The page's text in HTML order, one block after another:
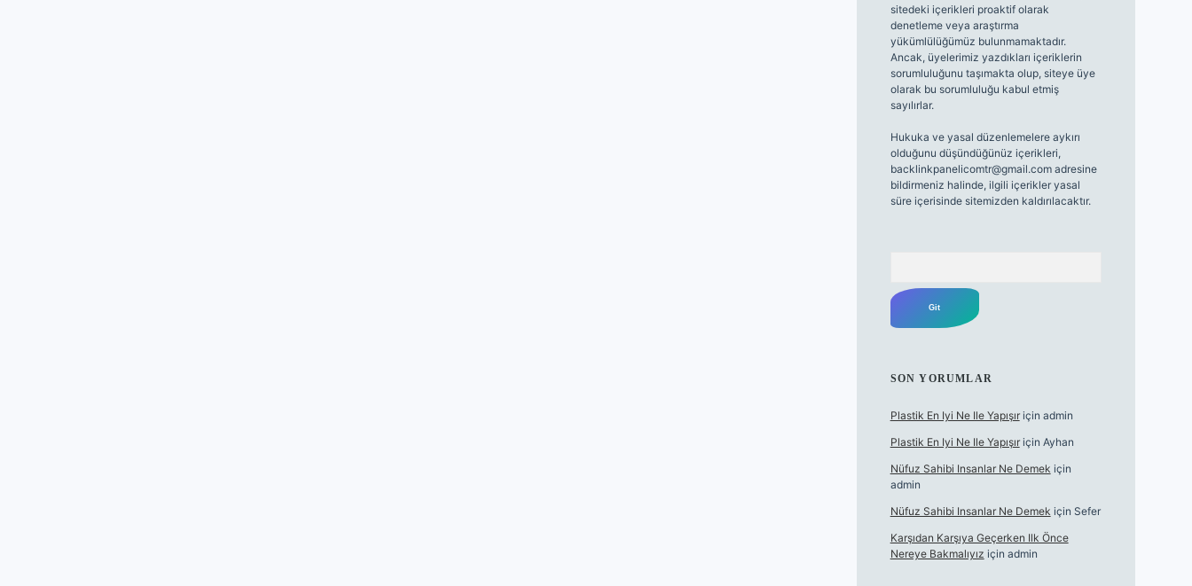
sitedeki içerikleri proaktif olarak
denetleme veya araştırma
yükümlülüğümüz bulunmamaktadır.
Ancak, üyelerimiz yazdıkları içeriklerin
sorumluluğunu taşımakta olup, siteye üye
olarak bu sorumluluğu kabul etmiş
sayılırlar.
Hukuka ve yasal düzenlemelere aykırı
olduğunu düşündüğünüz içerikleri,
backlinkpanelicomtr@gmail.comadresine
bildirmeniz halinde, ilgili içerikler yasal
süre içerisinde sitemizden kaldırılacaktır.
SON YORUMLAR
Plastik En Iyi Ne Ile Yapışıriçin admin
Plastik En Iyi Ne Ile Yapışıriçin Ayhan
Nüfuz Sahibi Insanlar Ne Demek için
admin
Nüfuz Sahibi Insanlar Ne Demek için Sefer
Karşıdan Karşıya Geçerken Ilk Önce
Nereye Bakmalıyız için admin